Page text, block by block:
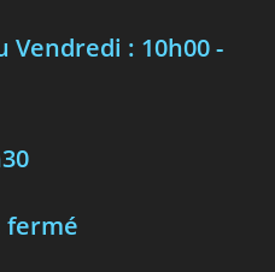
: 10h00 -
fermé